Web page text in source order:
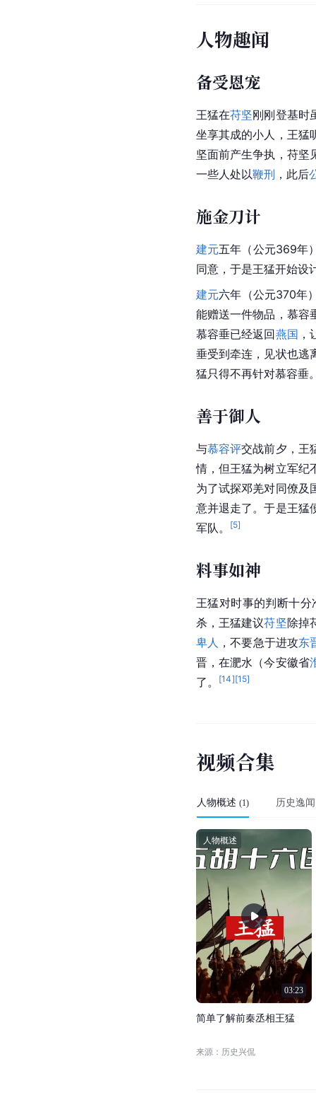
人物趣闻
备受恩宠
王猛在苻坚刚刚登基时
坐享其成的小人，王猛
坚面前产生争执，苻坚
一些人处以鞭刑 ，此后
施金刀计
建元五年（公元369年
同意，于是王猛开始设
建元六年（公元370年
能赠送一件物品，慕容
慕容垂已经返回燕国
垂受到牵连，见状也逃
猛只得不再针对慕容垂
善于御人
与慕容评交战前夕，王
情，但王猛为树立军纪
为了试探邓羌对同僚及
意并退走了。于是王猛
军队。
[5]
料事如神
王猛对时事的判断十
杀，王猛建议苻坚除掉
卑人 ，不要急于进攻东
晋，在淝水 （今安徽省
了。
[14][15]
视频合集
人物概述 (1) 历史逸闻
03:23
人物概述
简单了解前秦丞相王猛
来源：历史兴侃